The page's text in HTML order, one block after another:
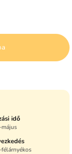
idő